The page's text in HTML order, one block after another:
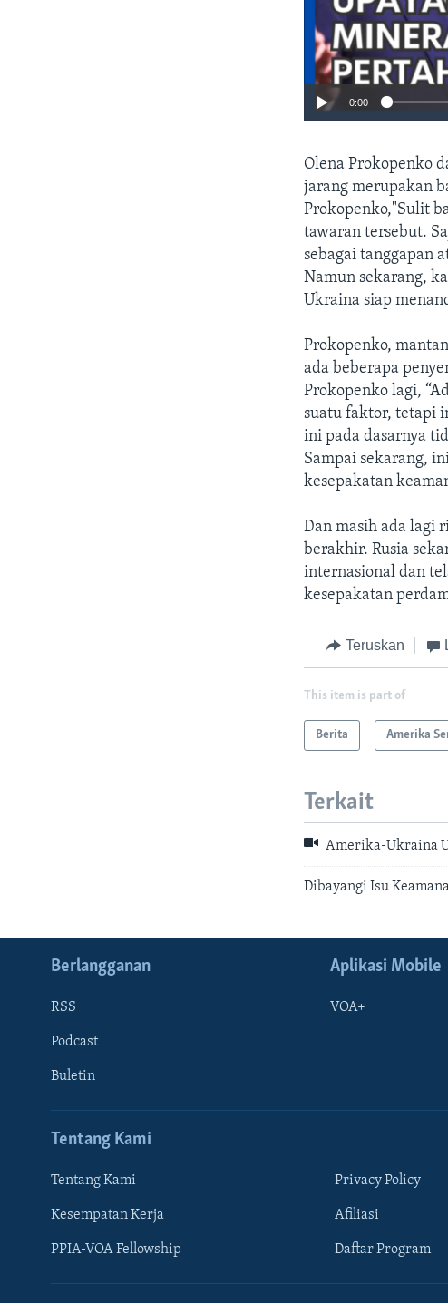
Auto
0:00
Olena Prokopenko
jarang merupakan
Prokopenko,"Sulit
tawaran tersebut.
sebagai tanggapan
Namun sekarang,
Ukraina siap
Prokopenko,
ada beberapa
Prokopenko lagi,
suatu faktor, tetapi
ini pada dasarnya
Sampai sekarang,
kesepakatan
Dan masih ada lagi
berakhir. Rusia
internasional dan
kesepakatan
Teruskan
This item is part of
Berita Amerika
Terkait
Amerika-Ukraina
Dibayangi Isu
Berlangganan
RSS
Podcast
Buletin
Aplikasi Mobile
VOA+
Tentang Kami
Tentang Kami
Kesempatan Kerja
PPIA-VOA Fellowship
Privacy Policy
Afiliasi
Daftar Program